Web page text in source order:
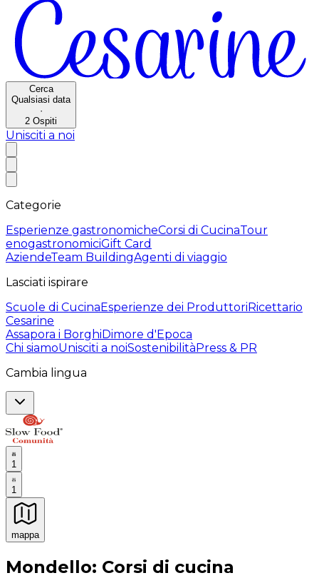
Cerca
Qualsiasi data
·
2 Ospiti
Unisciti a noi
Categorie
Esperienze gastronomicheCorsi di CucinaTour
enogastronomiciGift Card
AziendeTeam BuildingAgenti di viaggio
Lasciati ispirare
Scuole di CucinaEsperienze dei ProduttoriRicettario
Cesarine
Assapora i BorghiDimore d'Epoca
Chi siamoUnisciti a noiSostenibilitàPress & PR
Cambia lingua
1
1
mappa
Esperienze culinarie indimenticabili: Esperienze
Mondello: Corsi di cucina